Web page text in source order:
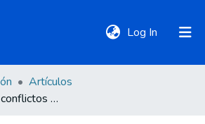
Log In (current)
Artículos
La regulación de conflictos en la administración pública como una oportunidad para la innovación pública: una propuesta aplicada